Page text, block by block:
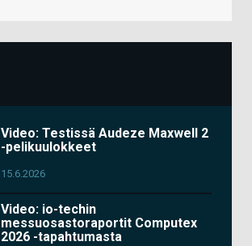
Video: Testissä Audeze Maxwell 2
-pelikuulokkeet
15.6.2026
Video: io-techin
messuosastoraportit Computex
2026 -tapahtumasta